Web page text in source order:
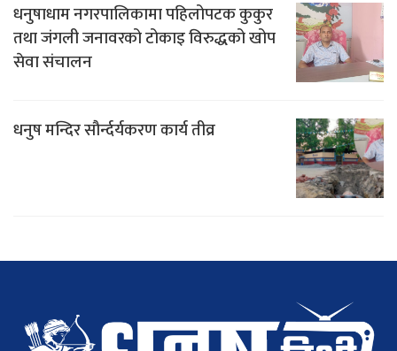
धनुषाधाम नगरपालिकामा पहिलोपटक कुकुर
तथा जंगली जनावरको टोकाइ विरुद्धको खोप
सेवा संचालन
धनुष मन्दिर सौर्न्दर्यकरण कार्य तीव्र